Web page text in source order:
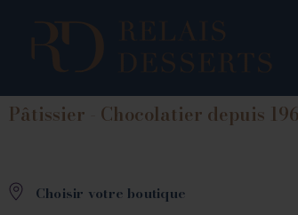
Pâtissier - Chocolatier depuis
Choisir votre boutique